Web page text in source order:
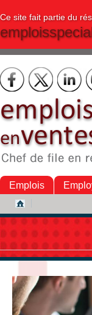
Ce site fait partie du
Emplois